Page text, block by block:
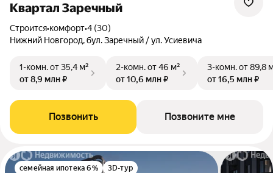
Квартал Заречный
Строится•комфорт•4 (30)
Нижний Новгород, бул. Заречный / ул. Усиевича
1-комн.от 35,4 м²
от 8,9 млн ₽
2-комн.от 46 м²
от 10,6 млн ₽
3-комн.от 89,8
от 16,5 млн ₽
Позвонить Позвоните мне
семейная ипотека 6% 3D-тур